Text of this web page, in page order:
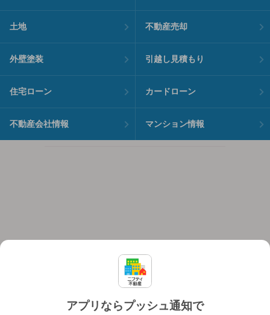
アプリならプッシュ通知で
土地 不動産売却
外壁塗装 引越し見積もり
住宅ローン カードローン
不動産会社情報 マンション情報